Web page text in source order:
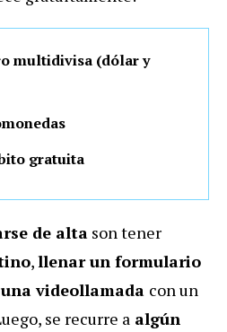
multidivisa (dólar y
gratuita
de alta son tener
,llenar un formulario
videollamada con un
se recurre a algún